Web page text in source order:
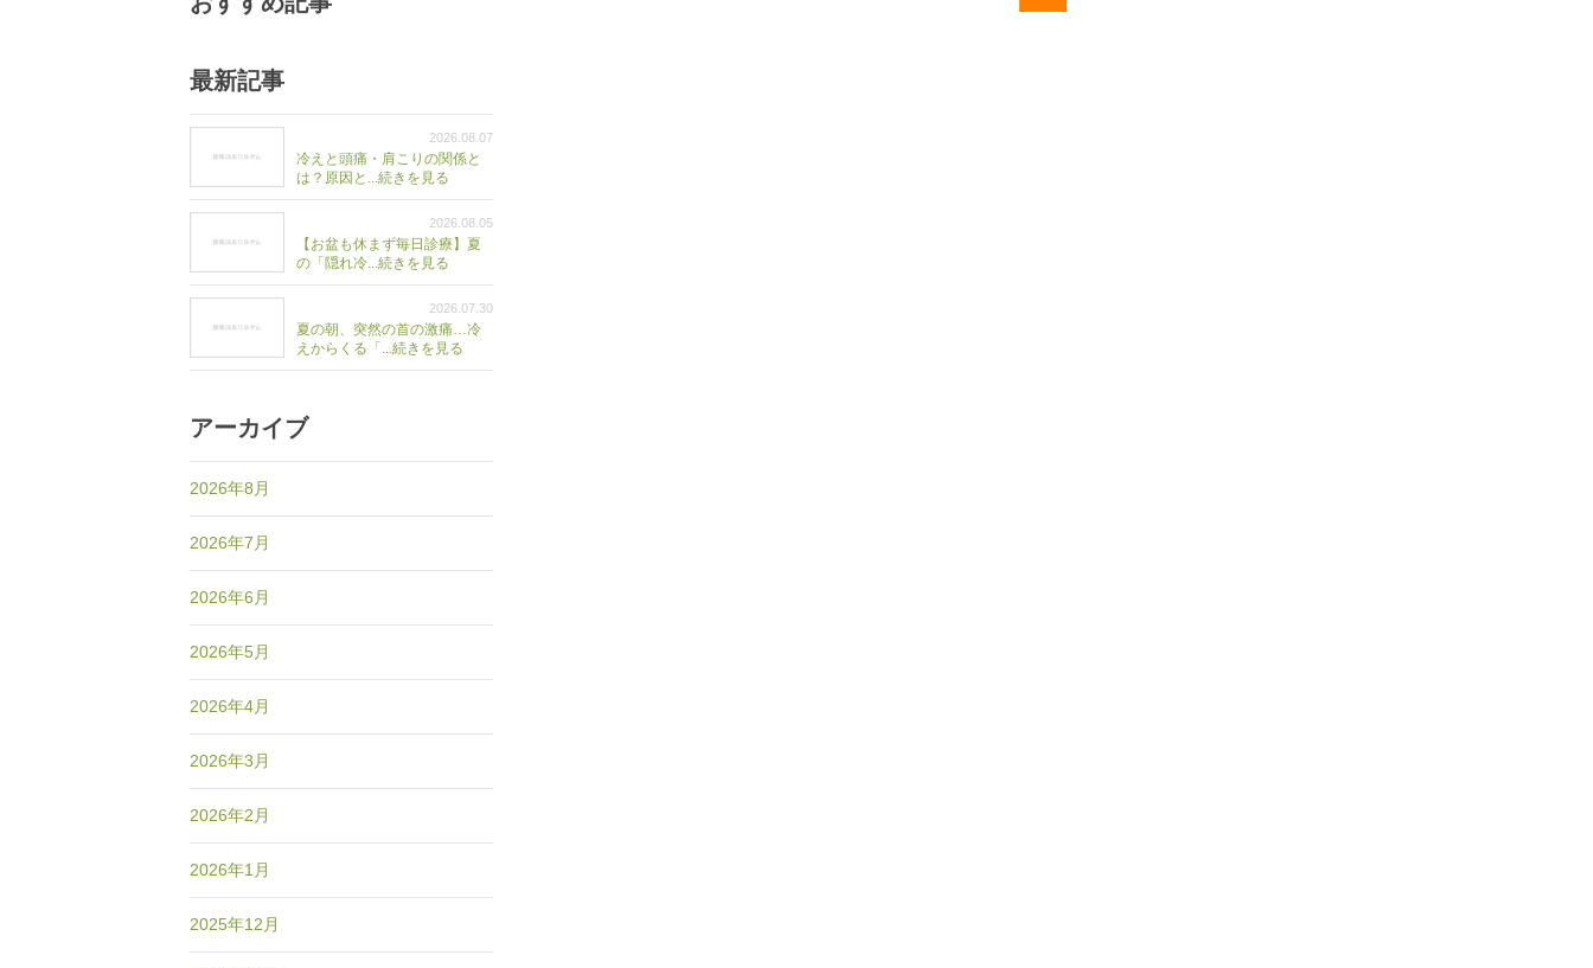
最新記事
2026.08.07
冷えと頭痛・肩こりの関係と
は？原因と...続きを見る
2026.08.05
【お盆も休まず毎日診療】夏
の「隠れ冷...続きを見る
2026.07.30
夏の朝、突然の首の激痛…冷
えからくる「...続きを見る
アーカイブ
2026年8月
2026年7月
2026年6月
2026年5月
2026年4月
2026年3月
2026年2月
2026年1月
2025年12月